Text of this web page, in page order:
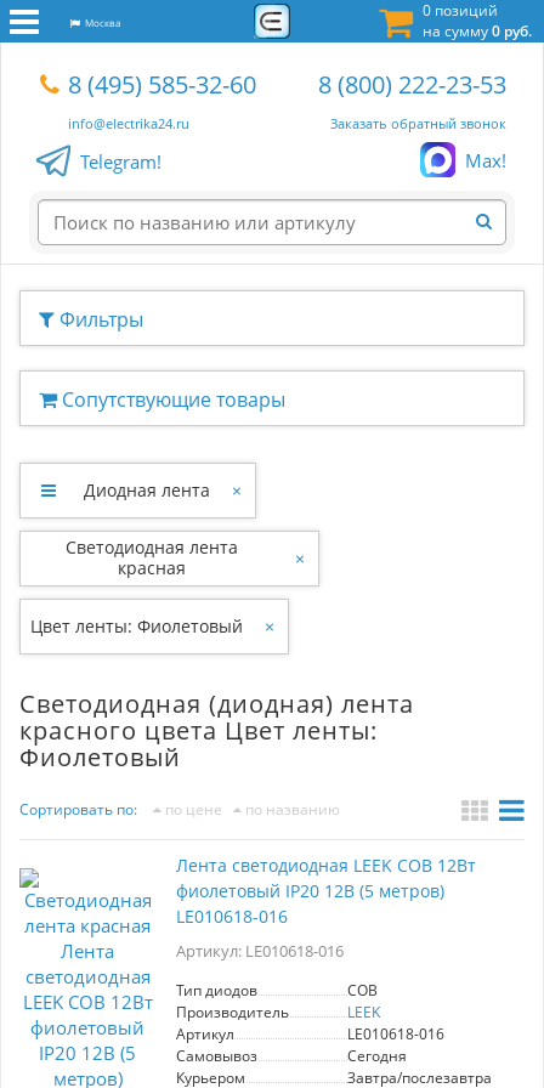
0 позиций
на сумму0 руб.
Москва
8 (495) 585-32-60
info@electrika24.ru
8 (800) 222-23-53
Заказать обратный звонок
Telegram! Max!
Фильтры
Сопутствующие товары
Диодная лента ×
Светодиодная лента
красная
×
Цвет ленты: Фиолетовый ×
Светодиодная (диодная) лента
красного цвета Цвет ленты:
Фиолетовый
Сортировать по: по цене по названию
Лента светодиодная LEEK COB 12Вт
фиолетовый IP20 12В (5 метров)
LE010618-016
Артикул: LE010618-016
Тип диодов
COB
Производитель
LEEK
Артикул
LE010618-016
Самовывоз
Сегодня
Курьером
Завтра/послезавтра